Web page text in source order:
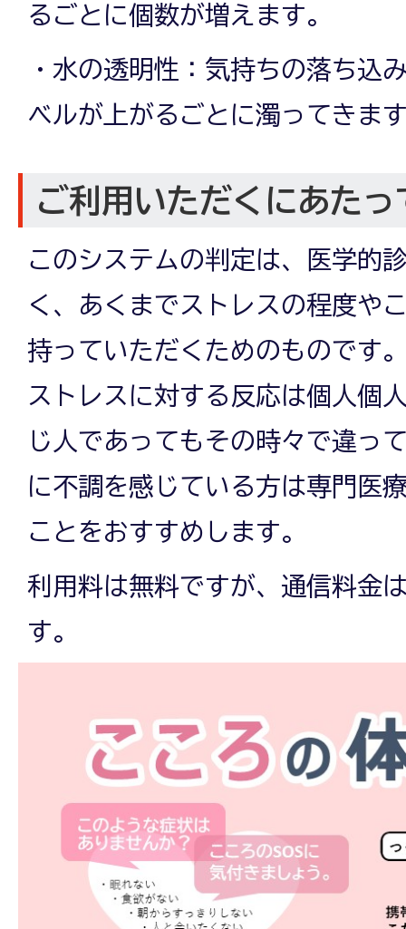
るごとに個数が増えます。
・水の透明性：気持ちの落ち込
ベルが上がるごとに濁ってきま
ご利用いただくにあたっ
このシステムの判定は、医学的
く、あくまでストレスの程度や
持っていただくためのものです
ストレスに対する反応は個人個
じ人であってもその時々で違っ
に不調を感じている方は専門医
ことをおすすめします。
利用料は無料ですが、通信料金
す。